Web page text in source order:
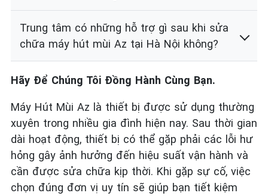
Trung tâm có những hỗ trợ gì sau khi sửa
chữa máy hút mùi Az tại Hà Nội không?
Hãy Để Chúng Tôi Đồng Hành Cùng Bạn.
Máy Hút Mùi Az là thiết bị được sử dụng thường
xuyên trong nhiều gia đình hiện nay. Sau thời gian
dài hoạt động, thiết bị có thể gặp phải các lỗi hư
hỏng gây ảnh hưởng đến hiệu suất vận hành và
cần được sửa chữa kịp thời. Khi gặp sự cố, việc
chọn đúng đơn vị uy tín sẽ giúp bạn tiết kiệm